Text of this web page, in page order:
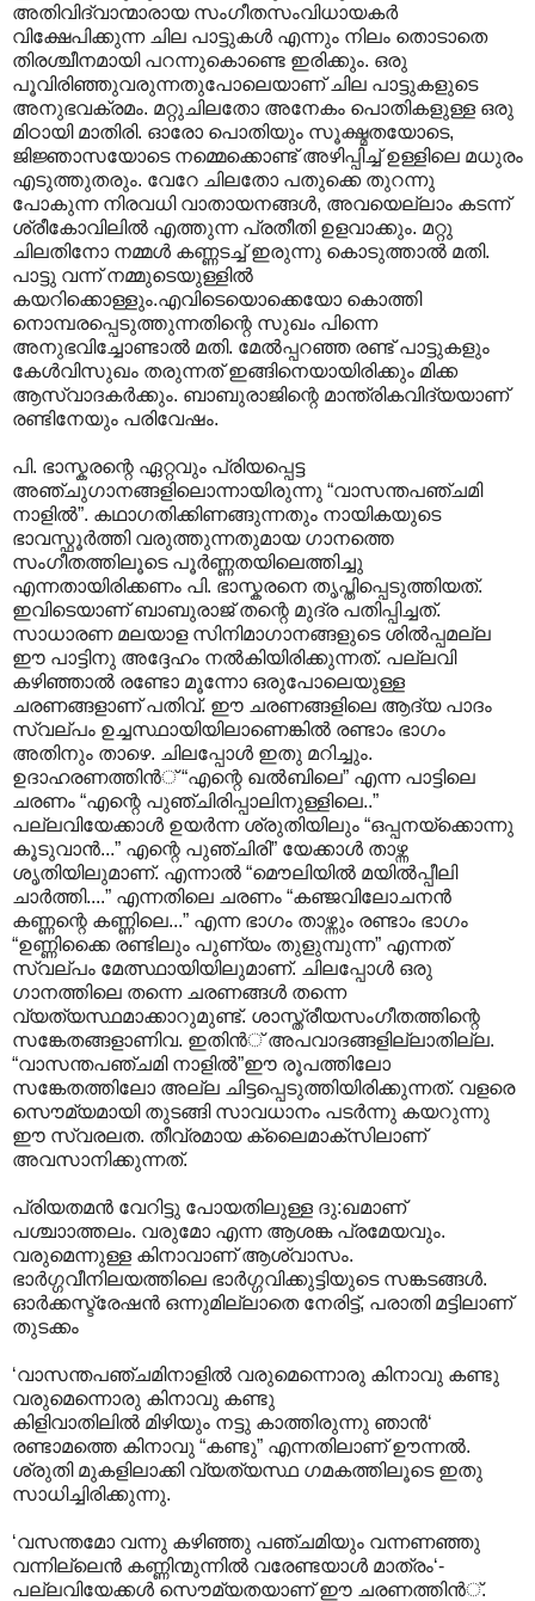
അതിവിദ്വാന്മാരായ സംഗീതസംവിധായകര്‍
വിക്ഷേപിക്കുന്ന ചില പാട്ടുകള്‍ എന്നും നിലം തൊടാതെ
തിരശ്ചീനമായി പറന്നുകൊണ്ടെ ഇരിക്കും.‍ ഒരു
പൂവിരിഞ്ഞുവരുന്നതുപോലെയാണ് ചില പാട്ടുകളുടെ
അനുഭവക്രമം. മറ്റുചിലതോ അനേകം പൊതികളുള്ള ഒരു
മിഠായി മാതിരി. ഓരോ പൊതിയും സൂക്ഷ്മതയോടെ,
ജിജ്ഞാസയോടെ നമ്മെക്കൊണ്ട് അഴിപ്പിച്ച് ഉള്ളിലെ മധുരം
എടുത്തുതരും. വേറേ ചിലതോ പതുക്കെ തുറന്നു
പോകുന്ന നിരവധി വാതായനങ്ങള്‍, അവയെല്ലാം കടന്ന്
ശ്രീകോവിലില്‍ എത്തുന്ന പ്രതീതി ഉളവാക്കും. മറ്റു
ചിലതിനോ നമ്മള്‍ കണ്ണടച്ച് ഇരുന്നു കൊടുത്താല്‍ മതി.
പാട്ടു വന്ന് നമ്മുടെയുള്ളില്‍
കയറിക്കൊള്ളും.എവിടെയൊക്കെയോ കൊത്തി
നൊമ്പരപ്പെടുത്തുന്നതിന്റെ സുഖം പിന്നെ
അനുഭവിച്ചോണ്ടാല്‍ മതി. മേല്‍പ്പറഞ്ഞ രണ്ട് പാട്ടുകളും
കേള്‍വിസുഖം തരുന്നത് ഇങ്ങിനെയായിരിക്കും മിക്ക
ആസ്വാദകര്‍ക്കും. ബാബുരാജിന്റെ മാന്ത്രികവിദ്യയാണ്
രണ്ടിനേയും പരിവേഷം.
പി. ഭാസ്കരന്റെ ഏറ്റവും പ്രിയപ്പെട്ട
അഞ്ചുഗാനങ്ങളിലൊന്നായിരുന്നു “വാസന്തപഞ്ചമി
നാളില്‍”. കഥാഗതിക്കിണങ്ങുന്നതും നായികയുടെ
ഭാവസ്ഫൂര്‍ത്തി വരുത്തുന്നതുമായ ഗാനത്തെ
സംഗീതത്തിലൂടെ പൂര്‍ണ്ണതയിലെത്തിച്ചു
എന്നതായിരിക്കണം പി. ഭാസ്കരനെ തൃപ്തിപ്പെടുത്തിയത്.
ഇവിടെയാണ് ബാബുരാജ് തന്റെ മുദ്ര പതിപ്പിച്ചത്.
സാധാരണ മലയാള സിനിമാഗാനങ്ങളുടെ ശില്‍പ്പമല്ല
ഈ പാട്ടിനു അദ്ദേഹം നല്‍കിയിരിക്കുന്നത്. പല്ലവി
കഴിഞ്ഞാല്‍ രണ്ടോ മൂന്നോ ഒരുപോലെയുള്ള
ചരണങ്ങളാണ് പതിവ്. ഈ ചരണങ്ങളിലെ ആദ്യ പാദം
സ്വല്പം ഉച്ചസ്ഥായിയിലാണെങ്കില്‍ രണ്ടാം ഭാഗം
അതിനും താഴെ. ചിലപ്പോള്‍ ഇതു മറിച്ചും.
ഉദാഹരണത്തിന്‍് “എന്റെ ഖല്‍ബിലെ” എന്ന പാട്ടിലെ
ചരണം “എന്റെ പുഞ്ചിരിപ്പാലിനുള്ളിലെ..”
പല്ലവിയേക്കാള്‍ ഉയര്‍ന്ന ശ്രുതിയിലും “ഒപ്പനയ്ക്കൊന്നു
കൂടുവാന്‍...” എന്റെ പുഞ്ചിരി” യേക്കാള്‍ താഴ്ന്ന
ശൃതിയിലുമാണ്. എന്നാല്‍ “മൌലിയില്‍ മയില്‍പ്പീലി
ചാര്‍ത്തി....” എന്നതിലെ ചരണം “കഞ്ജവിലോചനന്‍
കണ്ണന്റെ കണ്ണിലെ...” എന്ന ഭാഗം താഴ്ന്നും രണ്ടാം ഭാഗം
“ഉണ്ണിക്കൈ രണ്ടിലും പുണ്യം തുളുമ്പുന്ന” എന്നത്
സ്വല്പം മേത്സ്ഥായിയിലുമാണ്. ചിലപ്പോള്‍ ഒരു
ഗാനത്തിലെ തന്നെ ചരണങ്ങള്‍ തന്നെ
വ്യത്യസ്ഥമാക്കാറുമുണ്ട്. ശാസ്ത്രീയസംഗീതത്തിന്റെ
സങ്കേതങ്ങളാണിവ. ഇതിന്‍് അപവാദങ്ങളില്ലാതില്ല.
“വാസന്തപഞ്ചമി നാളില്‍”ഈ രൂപത്തിലോ
സങ്കേതത്തിലോ അല്ല ചിട്ടപ്പെടുത്തിയിരിക്കുന്നത്. വളരെ
സൌമ്യമായി തുടങ്ങി സാവധാനം പടര്‍ന്നു കയറുന്നു
ഈ സ്വരലത. തീവ്രമായ ക്ലൈമാക്സിലാണ്
അവസാനിക്കുന്നത്.
പ്രിയതമന്‍ വേറിട്ടു പോയതിലുള്ള ദു:ഖമാണ്
പശ്ചാ‍ാത്തലം. വരുമോ എന്ന ആശങ്ക പ്രമേയവും.
വരുമെന്നുള്ള കിനാവാണ് ആശ്വാസം.
ഭാര്‍ഗ്ഗവീനിലയത്തിലെ ഭാര്‍ഗ്ഗവിക്കുട്ടിയുടെ സങ്കടങ്ങള്‍.
ഓര്‍ക്കസ്ട്രേഷന്‍ ഒന്നുമില്ലാതെ നേരിട്ട്, പരാതി മട്ടിലാണ്
തുടക്കം
‘വാസന്തപഞ്ചമിനാളില്‍ വരുമെന്നൊരു കിനാവു കണ്ടു
വരുമെന്നൊരു കിനാവു കണ്ടു
കിളിവാതിലില്‍ മിഴിയും നട്ടു കാത്തിരുന്നു ഞാന്‍‘
രണ്ടാമത്തെ കിനാവു “കണ്ടു” എന്നതിലാണ് ഊന്നല്‍.
ശ്രുതി മുകളിലാക്കി വ്യത്യസ്ഥ ഗമകത്തിലൂടെ ഇതു
സാധിച്ചിരിക്കുന്നു.
‘വസന്തമോ വന്നു കഴിഞ്ഞു പഞ്ചമിയും വന്നണഞ്ഞു
വന്നില്ലെന്‍ കണ്ണിന്മുന്നില്‍ വരേണ്ടയാള്‍ മാത്രം‘-
പല്ലവിയേക്കള്‍ സൌമ്യതയാണ് ഈ ചരണത്തിന്‍്.